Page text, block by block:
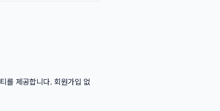
를 제공합니다. 회원가입 없